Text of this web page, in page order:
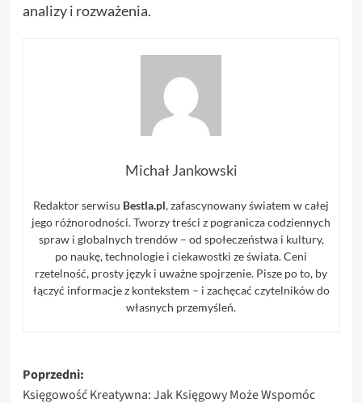
analizy i rozważenia.
Michał Jankowski
Redaktor serwisu Bestla.pl, zafascynowany światem w całej
jego różnorodności. Tworzy treści z pogranicza codziennych
spraw i globalnych trendów – od społeczeństwa i kultury,
po naukę, technologie i ciekawostki ze świata. Ceni
rzetelność, prosty język i uważne spojrzenie. Pisze po to, by
łączyć informacje z kontekstem – i zachęcać czytelników do
własnych przemyśleń.
Zobacz
Poprzedni:
Księgowość Kreatywna: Jak Księgowy Może Wspomóc